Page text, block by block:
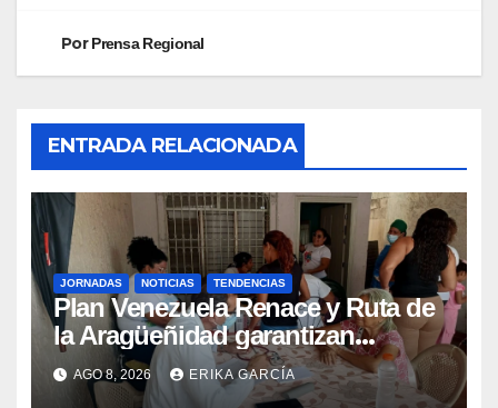
PorPrensa Regional
ENTRADA RELACIONADA
JORNADAS NOTICIAS TENDENCIAS
Plan Venezuela Renace y Ruta de
la Aragüeñidad garantizan
atención médica integral en
Aragua
AGO 8, 2026 ERIKA GARCÍA